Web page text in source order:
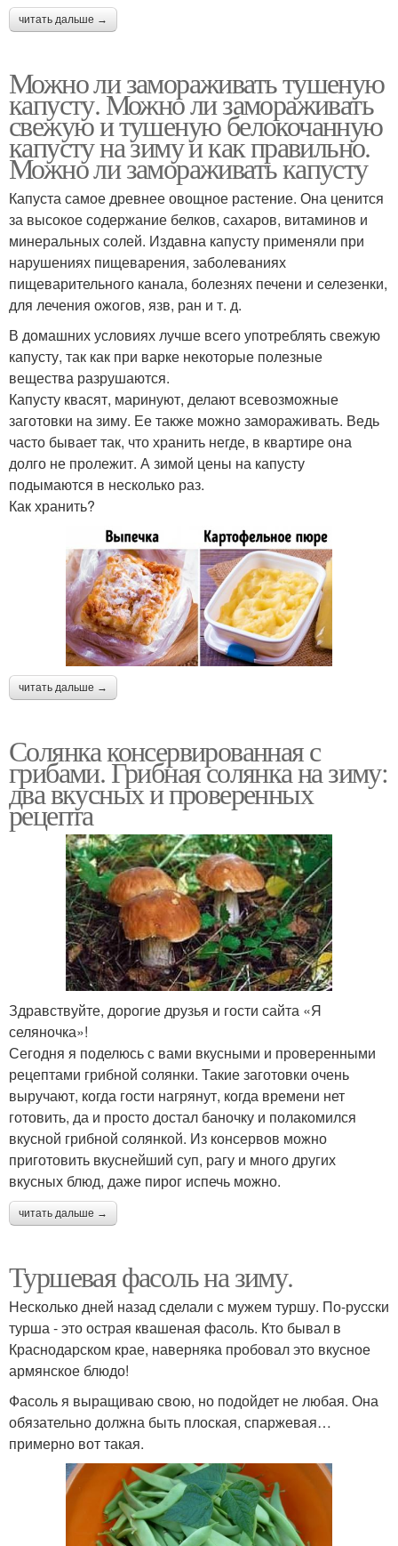
читать дальше →
Можно ли замораживать тушеную
капусту. Можно ли замораживать
свежую и тушеную белокочанную
капусту на зиму и как правильно.
Можно ли замораживать капусту
Капуста самое древнее овощное растение. Она ценится
за высокое содержание белков, сахаров, витаминов и
минеральных солей. Издавна капусту применяли при
нарушениях пищеварения, заболеваниях
пищеварительного канала, болезнях печени и селезенки,
для лечения ожогов, язв, ран и т. д.
В домашних условиях лучше всего употреблять свежую
капусту, так как при варке некоторые полезные
вещества разрушаются.
Капусту квасят, маринуют, делают всевозможные
заготовки на зиму. Ее также можно замораживать. Ведь
часто бывает так, что хранить негде, в квартире она
долго не пролежит. А зимой цены на капусту
подымаются в несколько раз.
Как хранить?
читать дальше →
Солянка консервированная с
грибами. Грибная солянка на зиму:
два вкусных и проверенных
рецепта
Здравствуйте, дорогие друзья и гости сайта «Я
селяночка»!
Сегодня я поделюсь с вами вкусными и проверенными
рецептами грибной солянки. Такие заготовки очень
выручают, когда гости нагрянут, когда времени нет
готовить, да и просто достал баночку и полакомился
вкусной грибной солянкой. Из консервов можно
приготовить вкуснейший суп, рагу и много других
вкусных блюд, даже пирог испечь можно.
читать дальше →
Туршевая фасоль на зиму.
Несколько дней назад сделали с мужем туршу. По-русски
турша - это острая квашеная фасоль. Кто бывал в
Краснодарском крае, наверняка пробовал это вкусное
армянское блюдо!
Фасоль я выращиваю свою, но подойдет не любая. Она
обязательно должна быть плоская, спаржевая…
примерно вот такая.